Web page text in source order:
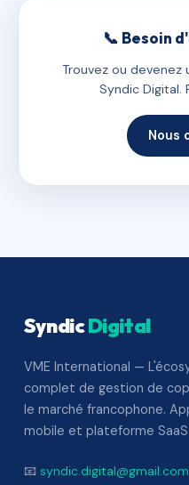
📞 Besoin
Trouvez ou
Syndic Digital.
Nous
SyndicDigital
VME International —
complet de gestion de
le marché francophone.
mobile et plateforme SaaS
📧 syndic.digital@gmail.com